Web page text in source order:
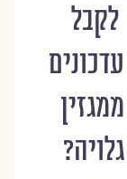
לקבל
עדכונים
ממגזין
גלויה?